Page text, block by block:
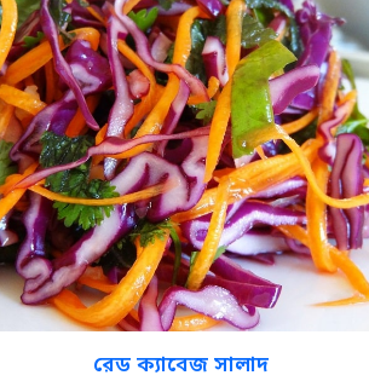
রেড ক্যাবেজ সালাদ